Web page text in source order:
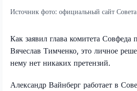
Источник фото: официальный сайт
Как заявил глава комитета Совфеда
Вячеслав Тимченко, это личное
нему нет никаких претензий.
Александр Вайнберг работает в